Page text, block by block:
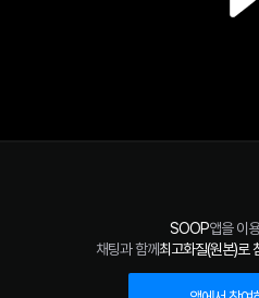
SOOP앱을 이
채팅과 함께최고화질(원본)로